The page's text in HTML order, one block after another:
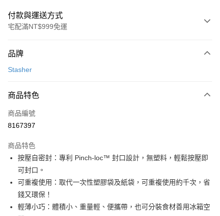
付款與運送方式
宅配滿NT$999免運
信用卡一次付款
3 期 0 利率 每期
合作金庫商業銀行
上海商業儲蓄銀行
臺灣中小企業銀行
匯豐（台灣）商業銀行
華泰商業銀行
聯邦商業銀行
元大商業銀行
永豐商業銀行
玉山商業銀行
台灣樂天信用卡公司
合作金庫商業銀行
上海商業儲蓄銀行
國泰世華商業銀行
兆豐國際商業銀行
匯豐（台灣）商業銀行
聯邦商業銀行
遠東國際商業銀行
元大商業銀行
玉山商業銀行
星展（台灣）商業銀行
即享券
LINE Pay
Apple Pay
街口支付
Google Pay
品牌
Stasher
商品特色
商品編號
8167397
商品特色
按壓自密封：專利 Pinch-loc™ 封口設計，無塑料，輕鬆按壓即
可封口。
可重複使用：取代一次性塑膠袋及紙袋，可重複使用約千次，省
錢又環保！
輕薄小巧：體積小、重量輕、便攜帶，也可分裝食材善用冰箱空